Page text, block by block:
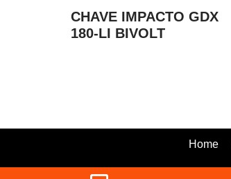
CHAVE IMPACTO GDX
180-LI BIVOLT
Home